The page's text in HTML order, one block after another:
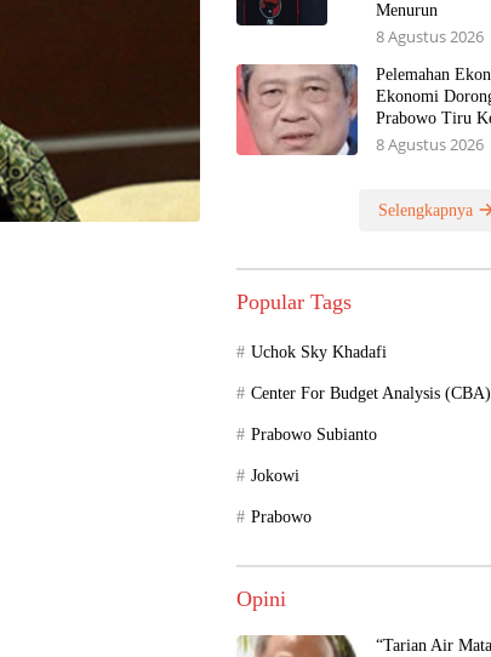
Menurun
8 Agustus 2026
Pelemahan
Ekonomi
Prabowo Tiru
8 Agustus 2026
Selengkapnya
Popular Tags
Uchok Sky Khadafi
Center For Budget Analysis (CBA)
Prabowo Subianto
Jokowi
Prabowo
Opini
“Tarian Air